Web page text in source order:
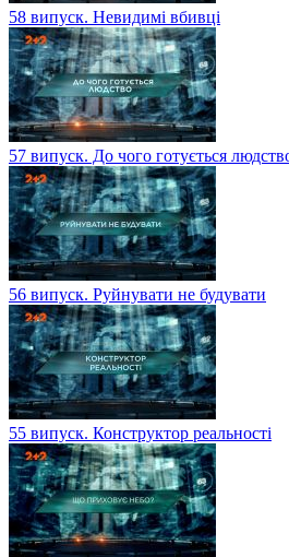
58 випуск. Невидимі вбивці
57 випуск. До чого готується
56 випуск. Руйнувати не будувати
55 випуск. Конструктор реальності